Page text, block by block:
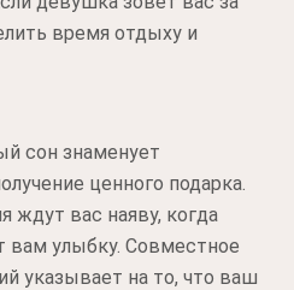
время отдыху и
сон знаменует
ценного подарка.
ждут вас наяву, когда
улыбку. Совместное
указывает на то, что ваш